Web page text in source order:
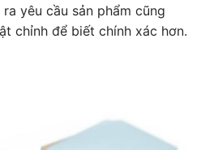
yêu cầu sản phẩm cũng
chỉnh để biết chính xác hơn.